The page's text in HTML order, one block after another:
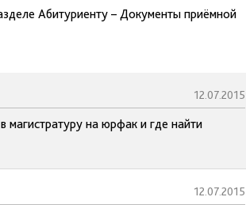
Абитуриенту – Документы приёмной
12.07.2015
магистратуру на юрфак и где найти
12.07.2015